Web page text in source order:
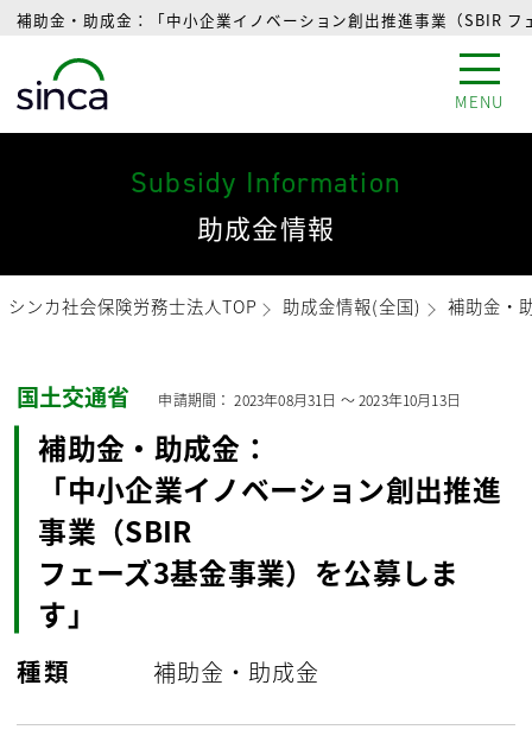
補助金・助成金：「中小企業イノベーション創出推進事業（SBIR
MENU
Subsidy Information
助成金情報
シンカ社会保険労務士法人TOP 助成金情報(全国) 補助金・
国土交通省 申請期間：2023年08月31日 〜2023年10月13日
補助金・助成金：
「中小企業イノベーション創出推進
事業（SBIR
フェーズ3基金事業）を公募しま
す」
種類 補助金・助成金